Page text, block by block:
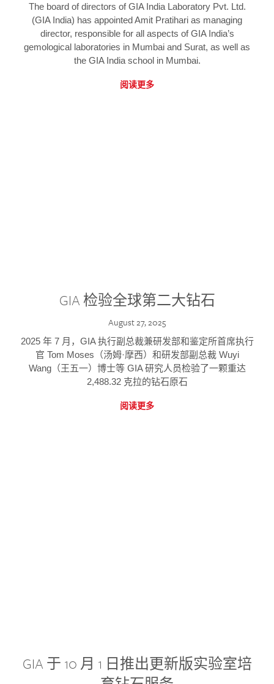
The board of directors of GIA India Laboratory Pvt. Ltd.
(GIA India) has appointed Amit Pratihari as managing
director, responsible for all aspects of GIA India’s
gemological laboratories in Mumbai and Surat, as well as
the GIA India school in Mumbai.
阅读更多
GIA 检验全球第二大钻石
August 27, 2025
2025 年 7 月，GIA 执行副总裁兼研发部和鉴定所首席执行
官 Tom Moses（汤姆·摩西）和研发部副总裁 Wuyi
Wang（王五一）博士等 GIA 研究人员检验了一颗重达
2,488.32 克拉的钻石原石
阅读更多
GIA 于 10 月 1 日推出更新版实验室培